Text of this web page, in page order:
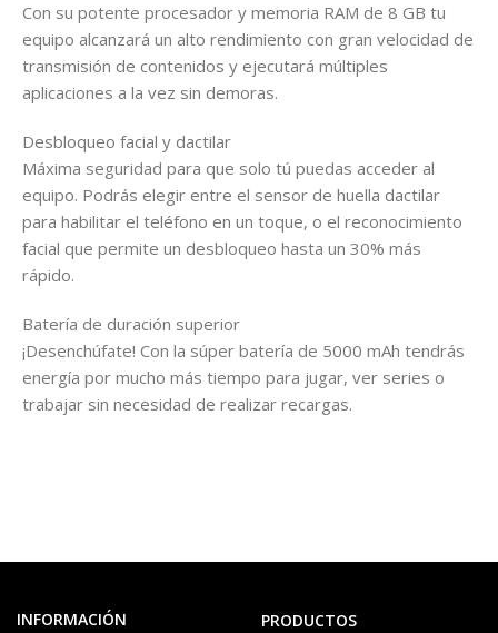
Con su potente procesador y memoria RAM de 8 GB tu
equipo alcanzará un alto rendimiento con gran velocidad de
transmisión de contenidos y ejecutará múltiples
aplicaciones a la vez sin demoras.
Desbloqueo facial y dactilar
Máxima seguridad para que solo tú puedas acceder al
equipo. Podrás elegir entre el sensor de huella dactilar
para habilitar el teléfono en un toque, o el reconocimiento
facial que permite un desbloqueo hasta un 30% más
rápido.
Batería de duración superior
¡Desenchúfate! Con la súper batería de 5000 mAh tendrás
energía por mucho más tiempo para jugar, ver series o
trabajar sin necesidad de realizar recargas.
INFORMACIÓN
PRODUCTOS